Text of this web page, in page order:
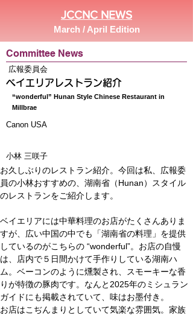
JCCNC NEWS
March / April Edition
Committee News
広報委員会
ベイエリアレストラン紹介
“wonderful” Hunan Style Chinese Restaurant in
Millbrae
Canon USA
小林 三咲子
お久しぶりのレストラン紹介。今回は私、広報委
員の小林おすすめの、湖南省（Hunan）スタイル
のレストランをご紹介します。
ベイエリアには中華料理のお店がたくさんありま
すが、広い中国の中でも「湖南省の料理」を提供
しているのがこちらの “wonderful”。お店の自慢
は、店内で５日間かけて手作りしている湖南ハ
ム。ベーコンのように燻製され、スモーキーな香
りが特徴の豚肉です。なんと2025年のミシュラン
ガイドにも掲載されていて、味はお墨付き。
お店はこぢんまりとしていて気楽な雰囲気。家族